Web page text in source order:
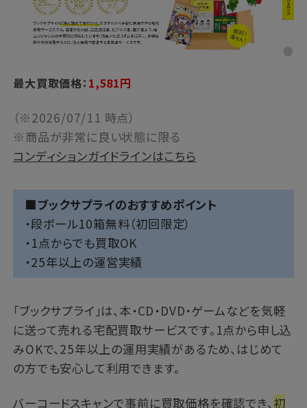
最大買取価格： 1,581円
（※2026/07/11 時点）
※商品が非常に良い状態に限る
コンディションガイドラインはこちら
■ブックサプライのおすすめポイント
・段ボール10箱無料（初回限定）
・1点からでも買取OK
・25年以上の運営実績
「ブックサプライ 」は、本・CD・DVD・ゲームなどを気軽
に送って売れる宅配買取サービスです。1点から申し込
みOKで、25年以上の運用実績があるため、はじめて
の方でも安心して利用できます。
バーコードスキャンで事前に買取価格を確認でき、初